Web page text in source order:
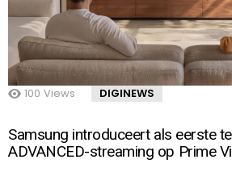
100 Views DIGINEWS
Samsung introduceert als eerste
ADVANCED-streaming op Prime